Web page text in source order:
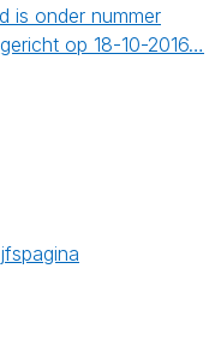
is onder nummer
op 18-10-2016…